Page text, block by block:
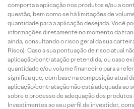
comporta a aplicação nos produtos e/ou a
questão, bem como se há limitações de
quantidade para a aplicação desejada. Você
informações diretamente no momento da
ainda, consultando o risco geral da sua
Risco). Caso a sua pontuação de risco atual
aplicação/contratação pretendida, ou caso
quantidade e/ou volume financeiro para a
significa que, com base na composição atual
aplicação/contratação não está adequada ao
sobre o processo de adequação dos
Investimentos ao seu perfil de investidor,